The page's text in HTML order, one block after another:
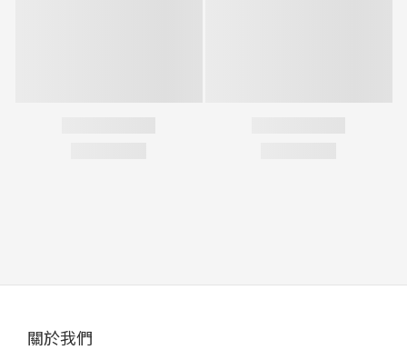
關於我們